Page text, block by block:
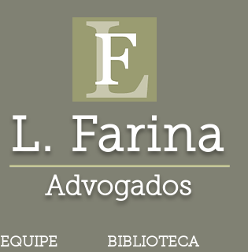
L. Farina
Advogados
EQUIPE BIBLIOTECA